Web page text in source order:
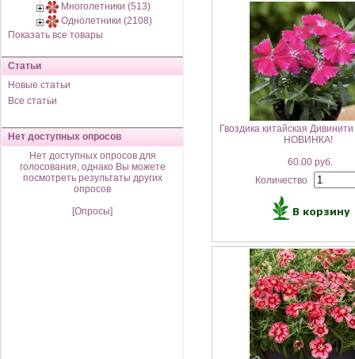
Многолетники (513)
Однолетники (2108)
Показать все товары
Статьи
Новые статьи
Все статьи
Нет доступных опросов
Нет доступных опросов для
голосования, однако Вы можете
посмотреть результаты других
опросов
[Опросы]
Гвоздика китайская
НОВИНКА!
60.00 руб.
Количество